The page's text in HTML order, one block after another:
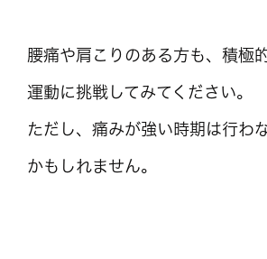
腰痛や肩こりのある方も、積極
運動に挑戦してみてください。
ただし、痛みが強い時期は行わ
かもしれません。